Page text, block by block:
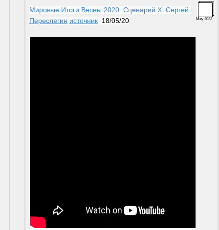
May 2023
Мировые Итоги Весны 2020. Сценарий Х. Сергей
Переслегин источник
  18/05/20